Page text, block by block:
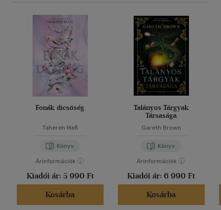
Fonák dicsőség
Tahereh Mafi
Könyv
Árinformációk
Kiadói ár: 5 990 Ft
Kosárba
Talányos Tárgyak
Társasága
Gareth Brown
Könyv
Árinformációk
Kiadói ár: 6 990 Ft
Kosárba